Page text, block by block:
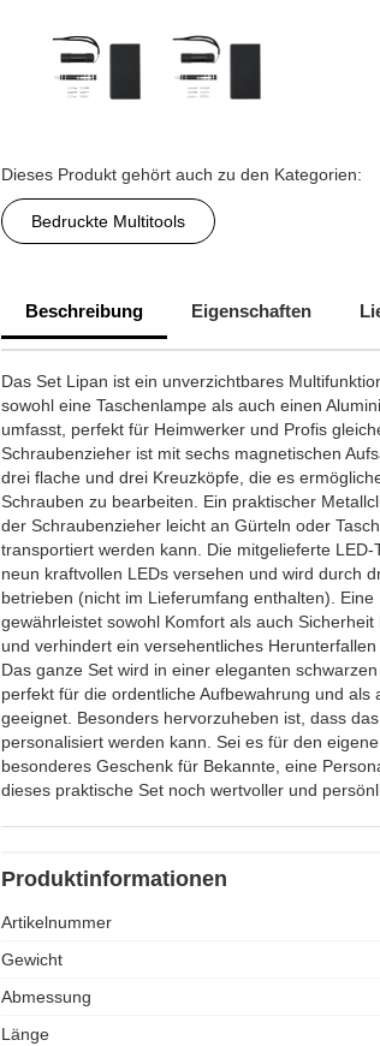
Dieses Produkt gehört auch zu den Kategorien:
Bedruckte Multitools
Beschreibung Eigenschaften
Das Set Lipan ist ein unverzichtbares
sowohl eine Taschenlampe als auch einen
umfasst, perfekt für Heimwerker und Profis
Schraubenzieher ist mit sechs magnetischen
drei flache und drei Kreuzköpfe, die es
Schrauben zu bearbeiten. Ein praktischer
der Schraubenzieher leicht an Gürteln oder
transportiert werden kann. Die mitgelieferte LED-
neun kraftvollen LEDs versehen und wird durch
betrieben (nicht im Lieferumfang enthalten).
gewährleistet sowohl Komfort als auch Sicherheit
und verhindert ein versehentliches Herunterfallen
Das ganze Set wird in einer eleganten
perfekt für die ordentliche Aufbewahrung und als
geeignet. Besonders hervorzuheben ist, dass
personalisiert werden kann. Sei es für den
besonderes Geschenk für Bekannte, eine
dieses praktische Set noch wertvoller und
Produktinformationen
Artikelnummer
Gewicht
Abmessung
Länge